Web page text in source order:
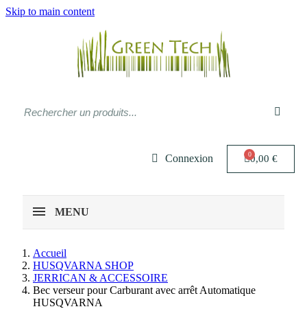
Skip to main content
Connexion 0,00 €
MENU
Accueil
HUSQVARNA SHOP
JERRICAN & ACCESSOIRE
Bec verseur pour Carburant avec arrêt Automatique
HUSQVARNA